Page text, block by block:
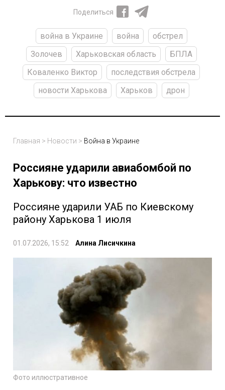
Поделиться
война в Украине война
обстрел
Золочев
Харьковская область
БПЛА
Коваленко Виктор
последствия обстрела
новости Харькова
Харьков дрон
Главная > Новости > Война в Украине
Россияне ударили авиабомбой по
Харькову: что известно
Россияне ударили УАБ по Киевскому
району Харькова 1 июля
01.07.2026, 15:52 Алина Лисичкина
Фото иллюстративное